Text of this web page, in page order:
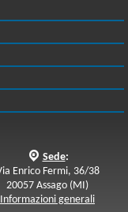
q Sede:
Enrico Fermi, 36/38
20057 Assago (MI)
Informazioni generali